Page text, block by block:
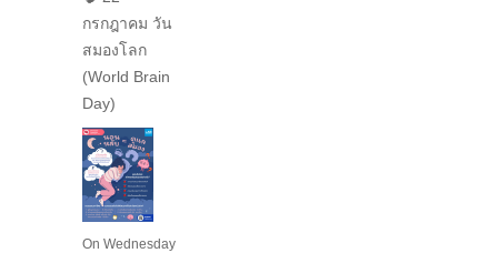
กรกฎาคม วัน
สมองโลก
(World Brain
Day)
On Wednesday